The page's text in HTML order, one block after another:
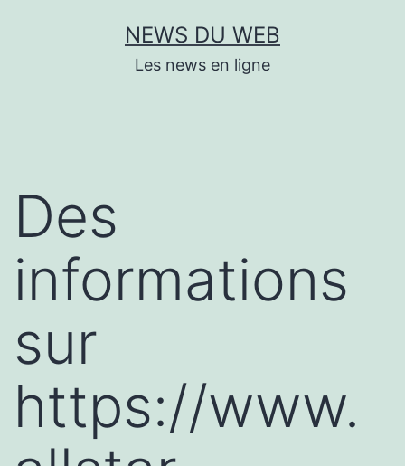
NEWS DU WEB
Les news en ligne
Des
informations
sur
https://www.